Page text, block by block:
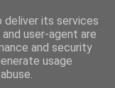
deliver its services
user-agent are
and security
usage